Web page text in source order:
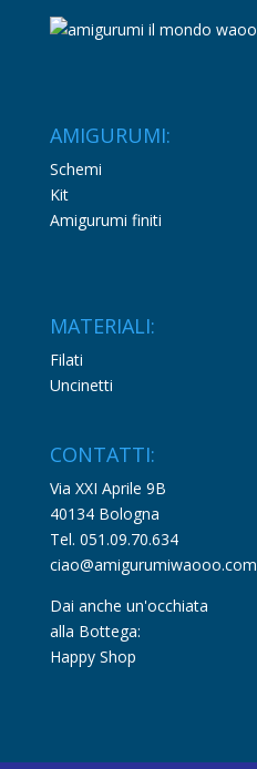
AMIGURUMI:
Schemi
Kit
Amigurumi finiti
MATERIALI:
Filati
Uncinetti
CONTATTI:
Via XXI Aprile 9B
40134 Bologna
Tel. 051.09.70.634
ciao@amigurumiwaooo.com
Dai anche un'occhiata
alla Bottega:
Happy Shop